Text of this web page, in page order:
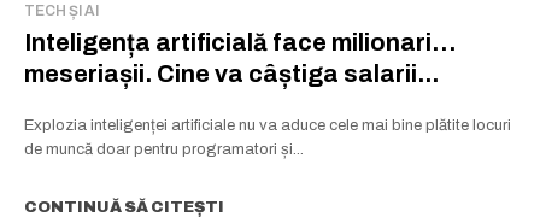
TECH ȘI AI
Inteligența artificială face milionari…
meseriașii. Cine va câștiga salarii...
Explozia inteligenței artificiale nu va aduce cele mai bine plătite locuri
de muncă doar pentru programatori și...
CONTINUĂ SĂ CITEȘTI